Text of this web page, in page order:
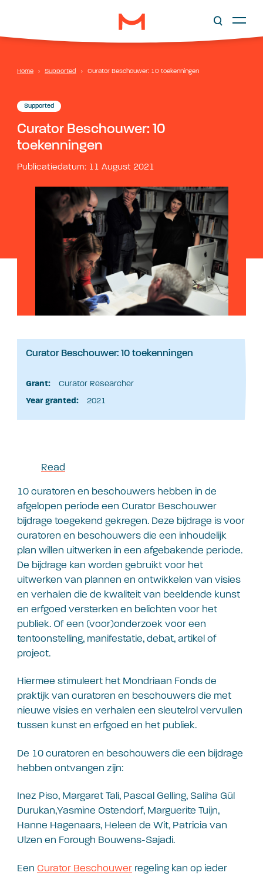
Home › Supported › Curator Beschouwer: 10 toekenningen
Supported
Curator Beschouwer: 10
toekenningen
Publicatiedatum: 11 August 2021
Curator Beschouwer: 10 toekenningen
Grant:
Curator Researcher
Year granted:
2021
Read
10 curatoren en beschouwers hebben in de
afgelopen periode een Curator Beschouwer
bijdrage toegekend gekregen. Deze bijdrage is voor
curatoren en beschouwers die een inhoudelijk
plan willen uitwerken in een afgebakende periode.
De bijdrage kan worden gebruikt voor het
uitwerken van plannen en ontwikkelen van visies
en verhalen die de kwaliteit van beeldende kunst
en erfgoed versterken en belichten voor het
publiek. Of een (voor)onderzoek voor een
tentoonstelling, manifestatie, debat, artikel of
project.
Hiermee stimuleert het Mondriaan Fonds de
praktijk van curatoren en beschouwers die met
nieuwe visies en verhalen een sleutelrol vervullen
tussen kunst en erfgoed en het publiek.
De 10 curatoren en beschouwers die een bijdrage
hebben ontvangen zijn:
Inez Piso, Margaret Tali, Pascal Gelling, Saliha Gül
Durukan,Yasmine Ostendorf, Marguerite Tuijn,
Hanne Hagenaars, Heleen de Wit, Patricia van
Ulzen en Forough Bouwens-Sajadi.
Een Curator Beschouwer regeling kan op ieder